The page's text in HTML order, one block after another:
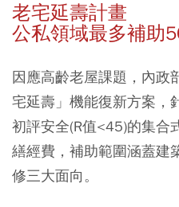
老宅延壽計畫
公私領域最多補助
因應高齡老屋課題，內
宅延壽」機能復新方案，
初評安全(R值<45)的集合
繕經費，補助範圍涵蓋建
修三大面向。